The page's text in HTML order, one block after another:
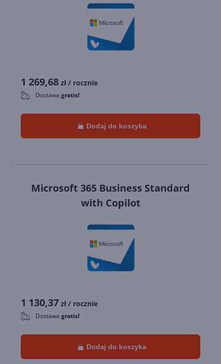
1 269,68 zł / rocznie
0 Dostawa gratis!
Dodaj do koszyka
Microsoft 365 Business Standard
with Copilot
1 130,37 zł / rocznie
0 Dostawa gratis!
Dodaj do koszyka